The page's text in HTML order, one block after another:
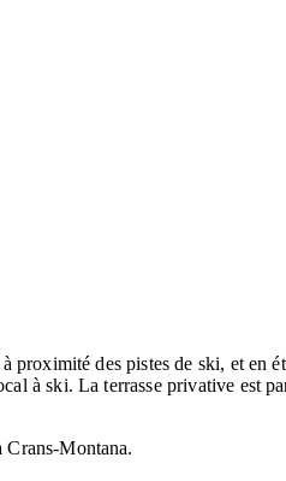
proximité des pistes de ski, et en
à ski. La terrasse privative est
Crans-Montana.